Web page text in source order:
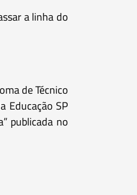
a linha do
de Técnico
Educação SP
publicada no